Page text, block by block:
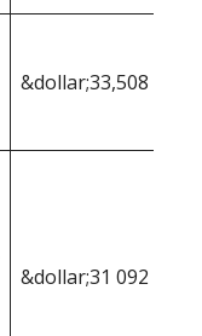
&dollar;33,508
&dollar;31 092